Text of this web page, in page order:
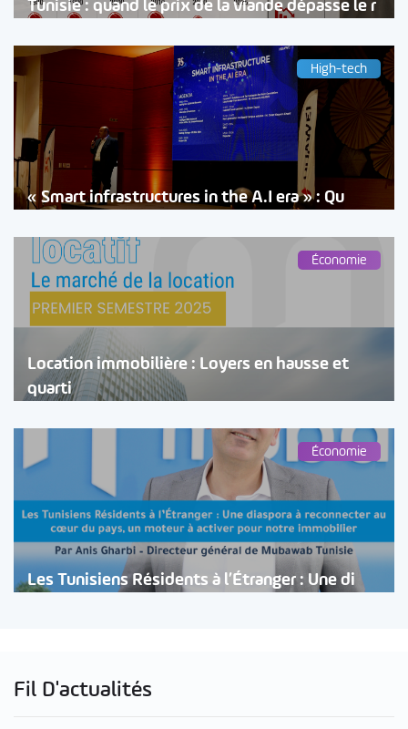
Tunisie : quand le prix de la viande dépasse le r
High-tech
« Smart infrastructures in the A.I era » : Qu
Économie
Location immobilière : Loyers en hausse et
quarti
Économie
Les Tunisiens Résidents à l’Étranger : Une di
Fil D'actualités